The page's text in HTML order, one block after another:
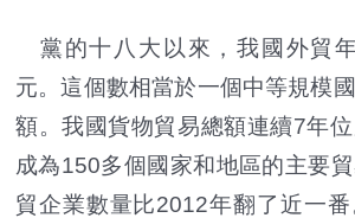
黨的十八大以來，我國外貿
元。這個數相當於一個中等規模
額。我國貨物貿易總額連續7年
成為150多個國家和地區的主要
貿企業數量比2012年翻了近一